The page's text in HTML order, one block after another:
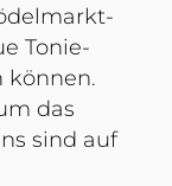
Tonie-
können.
das
sind auf